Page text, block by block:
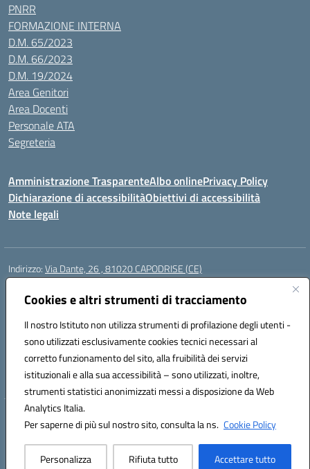
Cookies e altri strumenti di tracciamento
Il nostro Istituto non utilizza strumenti di profilazione degli utenti -
sono utilizzati esclusivamente cookies tecnici necessari al
corretto funzionamento del sito, alla fruibilità dei servizi
istituzionali e alla sua accessibilità – sono utilizzati, inoltre,
strumenti statistici anonimizzati messi a disposizione da Web
Analytics Italia.
Per saperne di più sul nostro sito, consulta la ns. Cookie Policy
Personalizza Rifiuta tutto Accettare tutto
PNRR
FORMAZIONE INTERNA
D.M. 65/2023
D.M. 66/2023
D.M. 19/2024
Area Genitori
Area Docenti
Personale ATA
Segreteria
Amministrazione TrasparenteAlbo onlinePrivacy Policy
Dichiarazione di accessibilitàObiettivi di accessibilità
Note legali
Indirizzo:Via Dante, 26 , 81020 CAPODRISE (CE)
Centralino:
Posta elettronica certificata (PEC):CEIC83000V@pec.istruzione.it
Codice fiscale: 80103200616
Codice meccanografico:CEIC83000V
Codice Indice delle Pubbliche Amministrazioni (IPA): istsc_ceic83000v
Codice unico di fatturazione (CUF): UFO76N
Hosting & Powered by 3D Solution S.r.l.
Concept & Design by Designers Italia